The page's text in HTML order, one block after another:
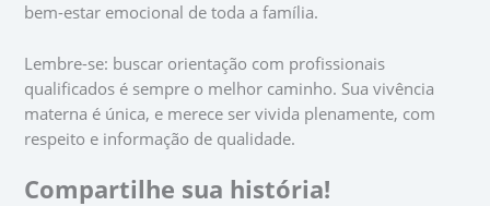
bem-estar emocional de toda a família.
Lembre-se: buscar orientação com profissionais
qualificados é sempre o melhor caminho. Sua vivência
materna é única, e merece ser vivida plenamente, com
respeito e informação de qualidade.
Compartilhe sua história!